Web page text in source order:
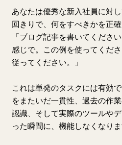
あなたは優秀な新入社員に対
回きりで、何をすべきかを正
「ブログ記事を書いてくださ
感じで。この例を使ってくだ
従ってください。」
これは単発のタスクには有効
をまたいだ一貫性、過去の作
認識、そして実際のツールや
った瞬間に、機能しなくなりま